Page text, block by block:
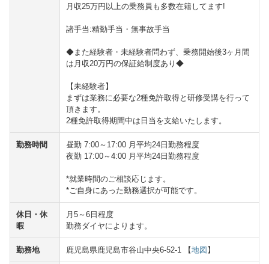
月収25万円以上の乗務員も多数在籍してます!
諸手当:精勤手当・無事故手当
◆また経験者・未経験者問わず、乗務開始後3ヶ月間
は月収20万円の保証給制度あり◆
【未経験者】
まずは業務に必要な2種免許取得と研修受講を行って
頂きます。
2種免許取得期間中は日当を支給いたします。
勤務時間
昼勤 7:00～17:00 月平均24日勤務程度
夜勤 17:00～4:00 月平均24日勤務程度
*就業時間のご相談応じます。
*ご自身にあった勤務選択が可能です。
休日・休
暇
月5～6日程度
勤務ダイヤによります。
勤務地 鹿児島県鹿児島市谷山中央6-52-1 【地図】